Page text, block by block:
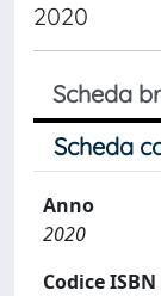
2020
Scheda
Scheda
Anno
2020
Codice ISBN